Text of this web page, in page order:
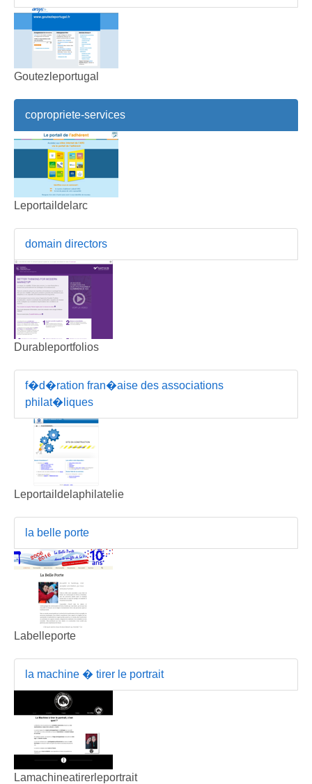
Goutezleportugal
copropriete-services
Leportaildelarc
domain directors
Durableportfolios
f�d�ration fran�aise des associations
philat�liques
Leportaildelaphilatelie
la belle porte
Labelleporte
la machine � tirer le portrait
Lamachineatirerleportrait